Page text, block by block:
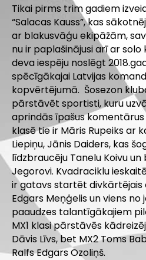
Tikai pirms trim gadiem
“Salacas Kauss”, kas
ar blakusvāģu ekipāžām,
nu ir paplašinājusi arī ar
deva iespēju noslēgt
spēcīgākajai Latvijas
kopvērtējumā. Šosezon
pārstāvēt sportisti, kuru
aprindās īpašus
klasē tie ir Māris Rupeiks ar
Liepiņu, Jānis Daiders, kas
līdzbraucēju Tanelu Koivu
Jegorovi. Kvadraciklu
ir gatavs startēt divkārtējais
Edgars Meņģelis un viens
paaudzes talantīgākajiem
MX1 klasi pārstāvēs
Dāvis Līvs, bet MX2 Toms
Ralfs Edgars Ozoliņš.